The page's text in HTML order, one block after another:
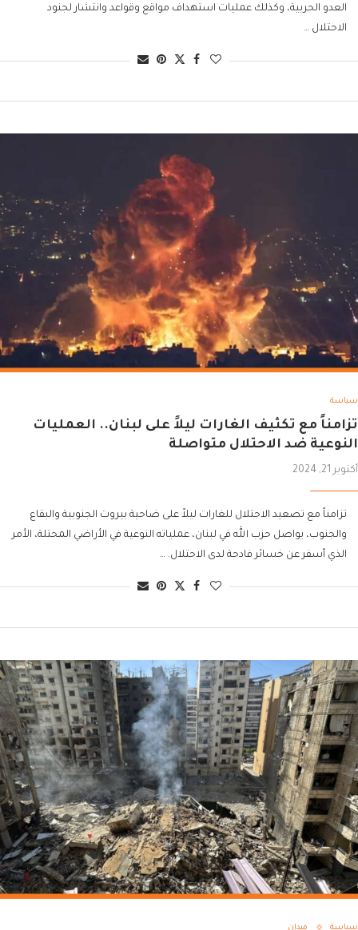
العدو الحربية، وكذلك عمليات استهداف مواقع وقواعد وانتشار لجنود
الاحتلال …
سياسة
تزامناً مع تكثيف الغارات ليلاً على لبنان.. العمليات
النوعية ضد الاحتلال متواصلة
أكتوبر 21, 2024
تزامناً مع تصعيد الاحتلال للغارات ليلاً على ضاحية بيروت الجنوبية والبقاع
والجنوب، يواصل حزب الله في لبنان، عملياته النوعية في الأراضي المحتلة، الأمر
الذي أسفر عن خسائر فادحة لدى الاحتلال. …
سياسة ميدان